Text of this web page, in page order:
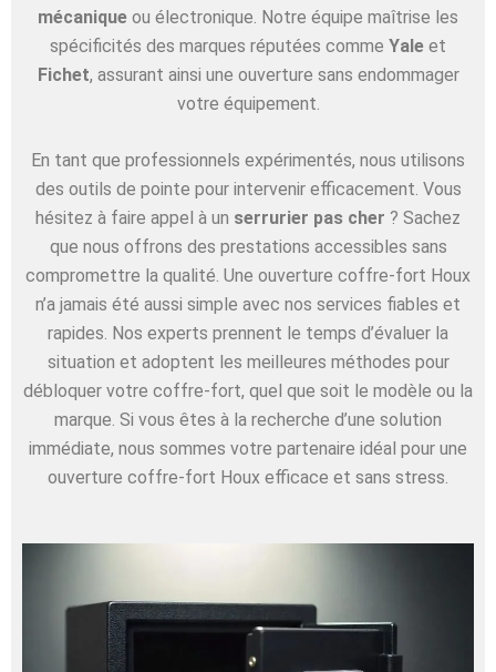
mécanique ou électronique. Notre équipe maîtrise les
spécificités des marques réputées comme Yale et
Fichet, assurant ainsi une ouverture sans endommager
votre équipement.
En tant que professionnels expérimentés, nous utilisons
des outils de pointe pour intervenir efficacement. Vous
hésitez à faire appel à un serrurier pas cher ? Sachez
que nous offrons des prestations accessibles sans
compromettre la qualité. Une ouverture coffre-fort Houx
n’a jamais été aussi simple avec nos services fiables et
rapides. Nos experts prennent le temps d’évaluer la
situation et adoptent les meilleures méthodes pour
débloquer votre coffre-fort, quel que soit le modèle ou la
marque. Si vous êtes à la recherche d’une solution
immédiate, nous sommes votre partenaire idéal pour une
ouverture coffre-fort Houx efficace et sans stress.